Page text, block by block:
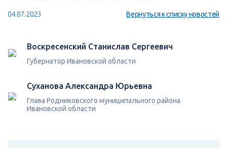
04.07.2023 Вернуться к списку новостей
Воскресенский Станислав Сергеевич
Губернатор Ивановской области
Суханова Александра Юрьевна
Глава Родниковского муниципального района
Ивановской области